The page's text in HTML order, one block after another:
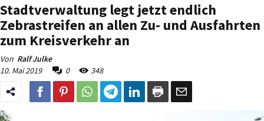
Stadtverwaltung legt jetzt endlich
Zebrastreifen an allen Zu- und Ausfahrten
zum Kreisverkehr an
Von Ralf Julke
10. Mai 2019
0 348